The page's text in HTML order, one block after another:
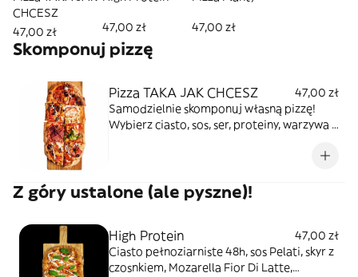
CHCESZ
47,00 zł
47,00 zł 47,00 zł
Skomponuj pizzę
Pizza TAKA JAK CHCESZ
47,00 zł
Samodzielnie skomponuj własną pizzę!
Wybierz ciasto, sos, ser, proteiny, warzywa i
Z góry ustalone (ale pyszne)!
High Protein
47,00 zł
Ciasto pełnoziarniste 48h, sos Pelati, skyr z
czosnkiem, Mozarella Fior Di Latte,